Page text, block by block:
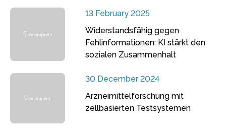
13 February 2025
Widerstandsfähig gegen
Fehlinformationen: KI stärkt den
sozialen Zusammenhalt
30 December 2024
Arzneimittelforschung mit
zellbasierten Testsystemen